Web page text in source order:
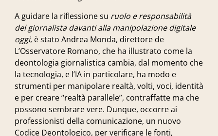
A guidare la riflessione su ruolo e responsabilità
del giornalista davanti alla manipolazione digitale
oggi, è stato Andrea Monda, direttore de
L’Osservatore Romano, che ha illustrato come la
deontologia giornalistica cambia, dal momento che
la tecnologia, e l’IA in particolare, ha modo e
strumenti per manipolare realtà, volti, voci, identità
e per creare “realtà parallele”, contraffatte ma che
possono sembrare vere. Dunque, occorre ai
professionisti della comunicazione, un nuovo
Codice Deontologico, per verificare le fonti,